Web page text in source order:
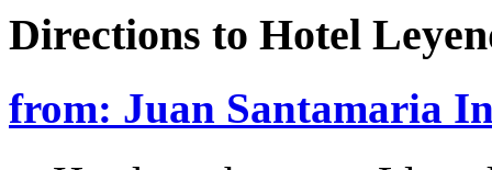
Directions to Hotel
from: Juan Santamaria